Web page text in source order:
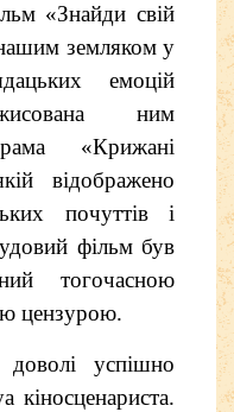
«Знайди свій
земляком у
емоцій
ним
«Крижані
відображено
почуттів і
фільм був
тогочасною
цензурою.
успішно
кіносценариста.